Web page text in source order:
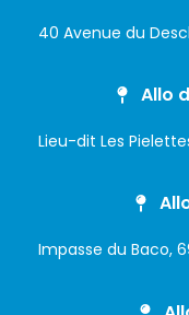
40 Avenue du
Allo
Lieu-dit Les
Impasse du Baco,